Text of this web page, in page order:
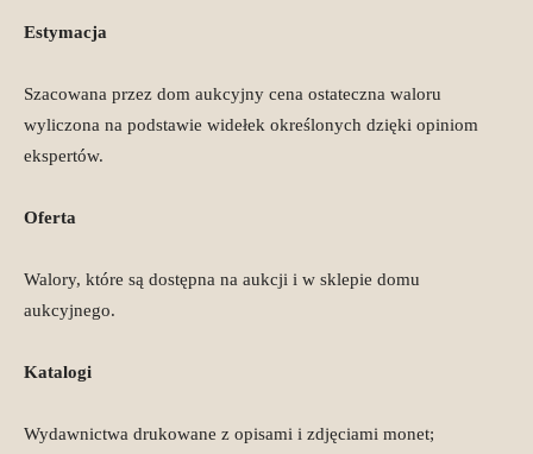
Estymacja
Szacowana przez dom aukcyjny cena ostateczna waloru
wyliczona na podstawie widełek określonych dzięki opiniom
ekspertów.
Oferta
Walory, które są dostępna na aukcji i w sklepie domu
aukcyjnego.
Katalogi
Wydawnictwa drukowane z opisami i zdjęciami monet;